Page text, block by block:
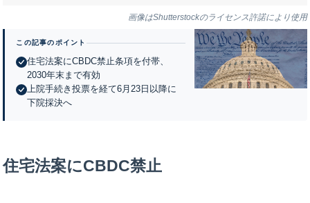
画像はShutterstockのライセンス許諾により使用
この記事のポイント
住宅法案にCBDC禁止条項を付帯、
2030年末まで有効
上院手続き投票を経て6月23日以降に
下院採決へ
住宅法案にCBDC禁止